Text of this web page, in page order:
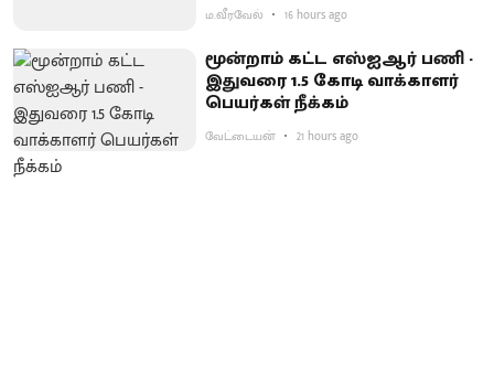
ம.வீரவேல் 16 hours ago
மூன்றாம் கட்ட எஸ்ஐஆர் பணி -
இதுவரை 1.5 கோடி வாக்காளர்
பெயர்கள் நீக்கம்
வேட்டையன் 21 hours ago